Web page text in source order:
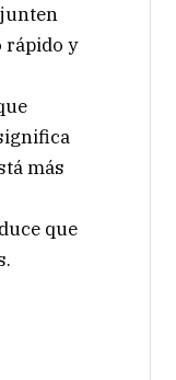
rápido y
más
que